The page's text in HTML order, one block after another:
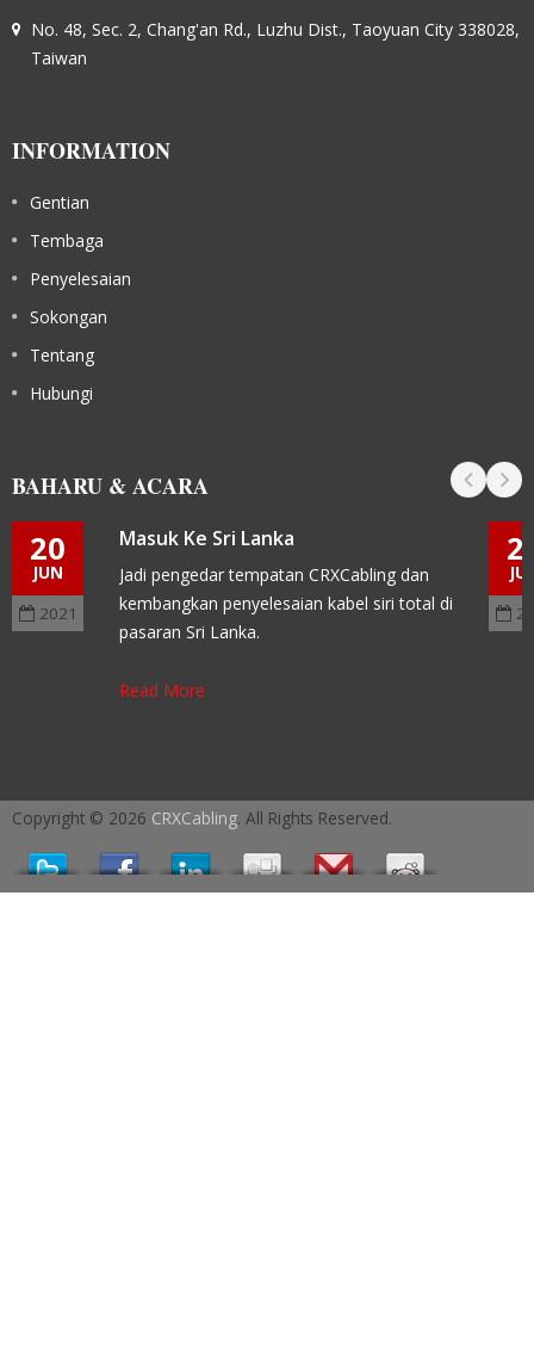
No. 48, Sec. 2, Chang'an Rd., Luzhu Dist., Taoyuan City 338028,
Taiwan
INFORMATION
Gentian
Tembaga
Penyelesaian
Sokongan
Tentang
Hubungi
BAHARU & ACARA
20
JUN
2021
Masuk Ke Sri Lanka
Jadi pengedar tempatan CRXCabling dan
kembangkan penyelesaian kabel siri total di
pasaran Sri Lanka.
Read More
Copyright © 2026 CRXCabling. All Rights Reserved.